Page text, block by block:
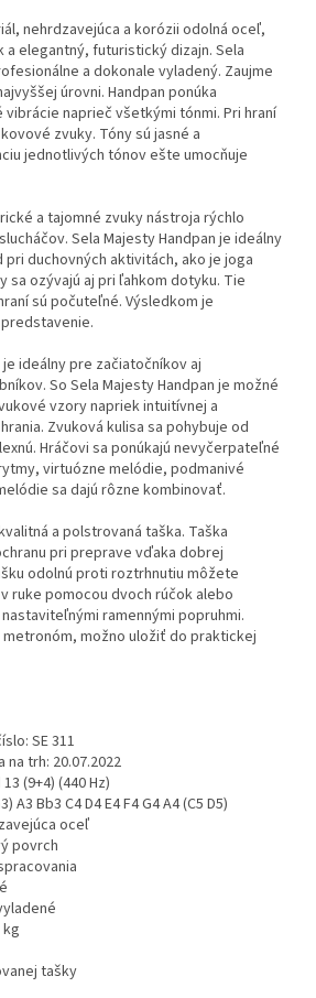
nehrdzavejúca a korózii odolná oceľ,
a elegantný, futuristický dizajn. Sela
a dokonale vyladený. Zaujme
úrovni. Handpan ponúka
naprieč všetkými tónmi. Pri hraní
zvuky. Tóny sú jasné a
jednotlivých tónov ešte umocňuje
a tajomné zvuky nástroja rýchlo
Sela Majesty Handpan je ideálny
duchovných aktivitách, ako je joga
sa ozývajú aj pri ľahkom dotyku. Tie
sú počuteľné. Výsledkom je
ideálny pre začiatočníkov aj
So Sela Majesty Handpan je možné
vzory napriek intuitívnej a
Zvuková kulisa sa pohybuje od
Hráčovi sa ponúkajú nevyčerpateľné
virtuózne melódie, podmanivé
sa dajú rôzne kombinovať.
a polstrovaná taška. Taška
pri preprave vďaka dobrej
odolnú proti roztrhnutiu môžete
ruke pomocou dvoch rúčok alebo
ramennými popruhmi.
metronóm, možno uložiť do praktickej
SE 311
na trh: 20.07.2022
(9+4) (440 Hz)
A3 Bb3 C4 D4 E4 F4 G4 A4 (C5 D5)
oceľ
povrch
tašky